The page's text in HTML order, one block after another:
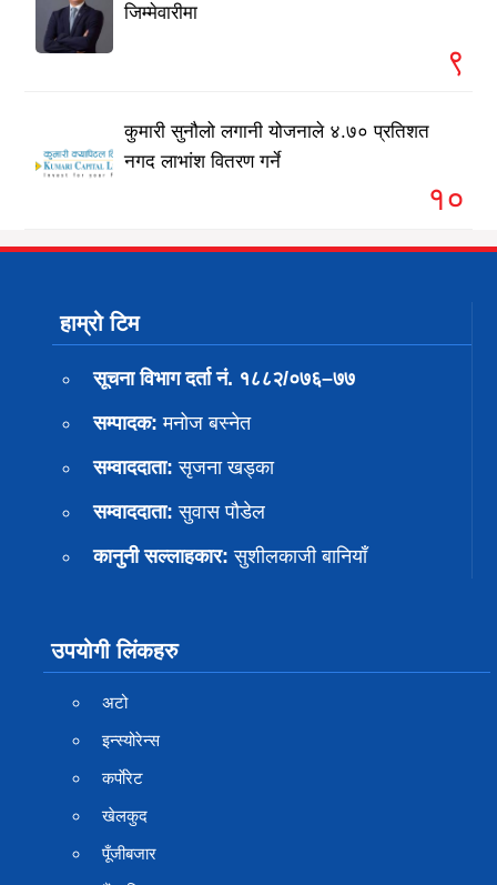
जिम्मेवारीमा
९
कुमारी सुनौलो लगानी योजनाले ४.७० प्रतिशत
नगद लाभांश वितरण गर्ने
१०
हाम्रो टिम
सूचना विभाग दर्ता नं. १८८२/०७६–७७
सम्पादक: मनोज बस्नेत
सम्वाददाता: सृजना खड्का
सम्वाददाता: सुवास पाैडेल
कानुनी सल्लाहकार: सुशीलकाजी बानियाँ
उपयोगी लिंकहरु
अटो
इन्स्योरेन्स
कर्पाेरेट
खेलकुद
पूँजीबजार